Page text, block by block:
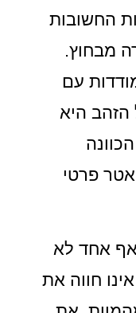
החשובות
עם
היא
פרטי
אחד לא
חווה את